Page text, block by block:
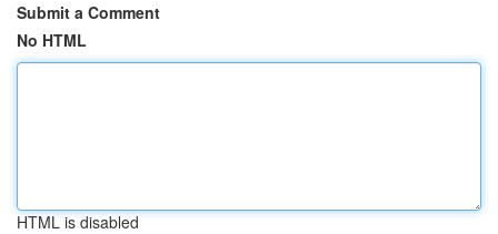
Submit a Comment
No HTML
HTML is disabled